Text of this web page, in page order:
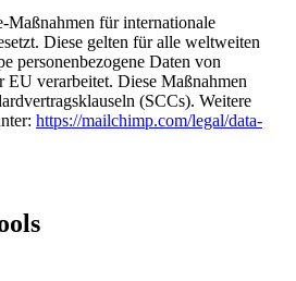
für internationale
Diese gelten für alle weltweiten
personenbezogene Daten von
EU verarbeitet. Diese Maßnahmen
(SCCs). Weitere
https://mailchimp.com/legal/data-